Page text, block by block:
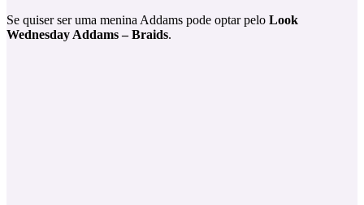
Se quiser ser uma menina Addams pode optar pelo Look
Wednesday Addams – Braids.